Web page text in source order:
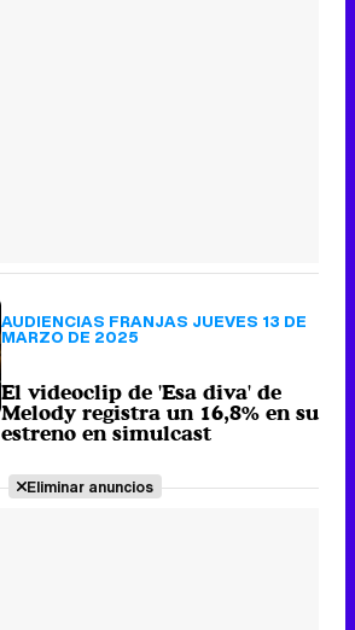
estreno en simulcast
Eliminar anuncios